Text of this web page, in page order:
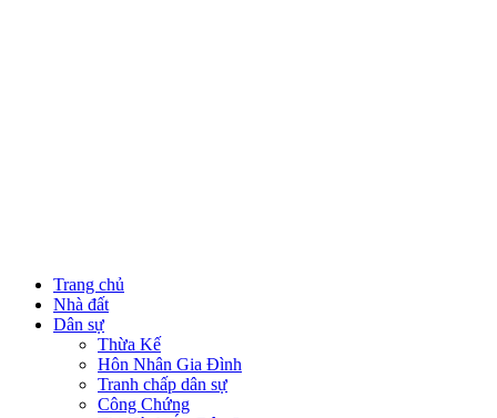
Trang chủ
Nhà đất
Dân sự
Thừa Kế
Hôn Nhân Gia Đình
Tranh chấp dân sự
Công Chứng